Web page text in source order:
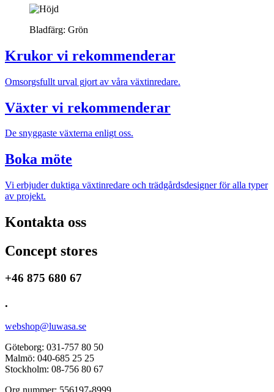
Bladfärg: Grön
Krukor vi rekommenderar
Omsorgsfullt urval gjort av våra växtinredare.
Växter vi rekommenderar
De snyggaste växterna enligt oss.
Boka möte
Vi erbjuder duktiga växtinredare och trädgårdsdesigner för alla typer
av projekt.
Kontakta oss
Concept stores
+46 875 680 67
.
webshop@luwasa.se
Göteborg: 031-757 80 50
Malmö: 040-685 25 25
Stockholm: 08-756 80 67